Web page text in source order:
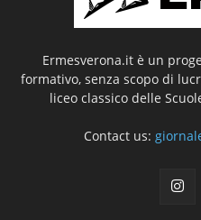
Ermesverona.it è un
formativo, senza scopo di
liceo classico delle
Contact us: